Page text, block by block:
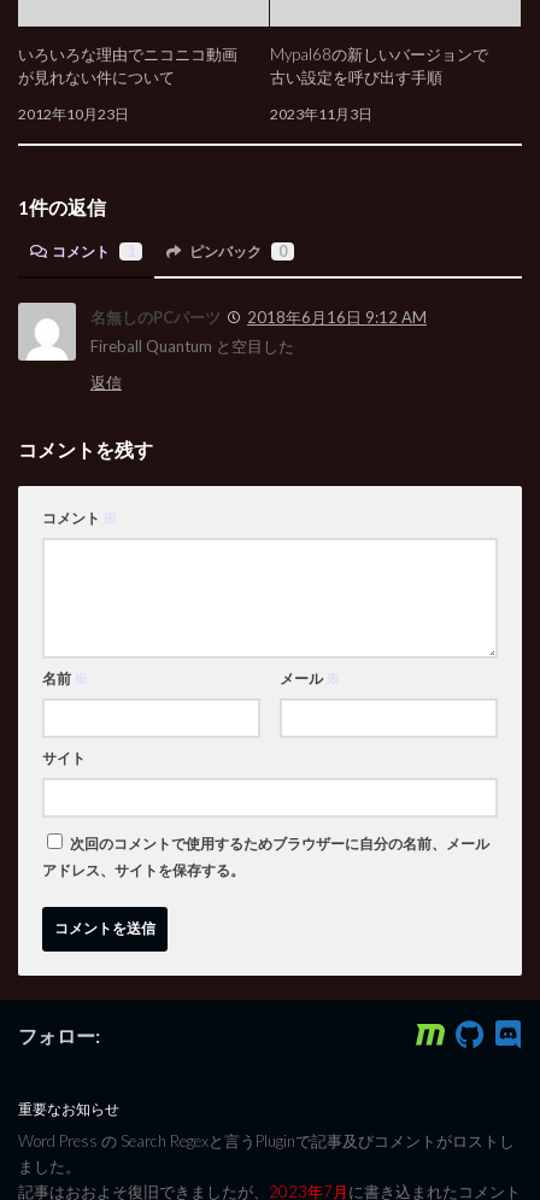
いろいろな理由でニコニコ動画
が見れない件について
2012年10月23日
Mypal68の新しいバージョンで
古い設定を呼び出す手順
2023年11月3日
1件の返信
コメント ピンバック 0
名無しのPCパーツ
2018年6月16日 9:12 AM
Fireball Quantum と空目した
返信
コメントを残す
コメント ※
名前 ※ メール ※
サイト
次回のコメントで使用するためブラウザーに自分の名前、メール
アドレス、サイトを保存する。
フォロー:
重要なお知らせ
Word Press の Search Regexと言うPluginで記事及びコメントがロストし
ました。
記事はおおよそ復旧できましたが、 2023年7月に書き込まれたコメント